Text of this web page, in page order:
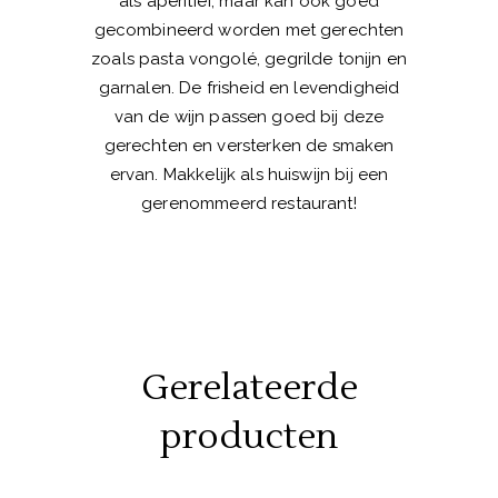
gecombineerd worden met gerechten
zoals pasta vongolé, gegrilde tonijn en
garnalen. De frisheid en levendigheid
van de wijn passen goed bij deze
gerechten en versterken de smaken
ervan. Makkelijk als huiswijn bij een
gerenommeerd restaurant!
Gerelateerde
producten